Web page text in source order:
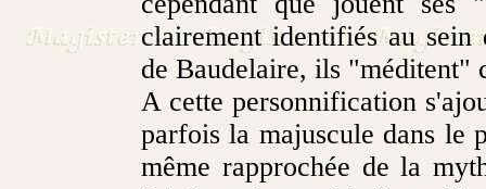
clairement identifiés au
de Baudelaire, ils "méditent"
A cette personnification
parfois la majuscule dans le
même rapprochée de la